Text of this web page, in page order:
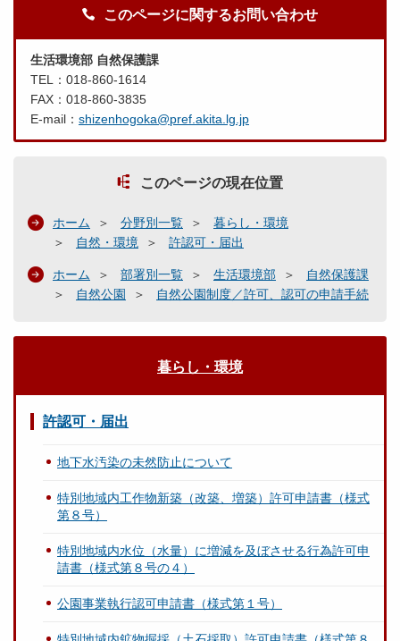
このページに関するお問い合わせ
生活環境部 自然保護課
TEL：018-860-1614
FAX：018-860-3835
E-mail： shizenhogoka@pref.akita.lg.jp
このページの現在位置
ホーム 分野別一覧
暮らし・環境
自然・環境
許認可・届出
ホーム 部署別一覧 生活環境部
自然保護課
自然公園
自然公園制度／許可、認可の申請手続
暮らし・環境
許認可・届出
地下水汚染の未然防止について
特別地域内工作物新築（改築、増築）許可申請書（様式
第８号）
特別地域内水位（水量）に増減を及ぼさせる行為許可申
請書（様式第８号の４）
公園事業執行認可申請書（様式第１号）